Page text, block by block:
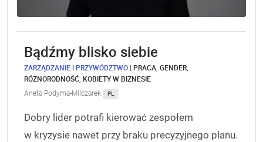
Bądźmy blisko siebie
ZARZĄDZANIE I PRZYWÓDZTWO | PRACA GENDER
RÓŻNORODNOŚĆ KOBIETY W BIZNESIE
Aneta Podyma-Milczarek PL
Dobry lider potrafi kierować zespołem
w kryzysie nawet przy braku precyzyjnego planu.